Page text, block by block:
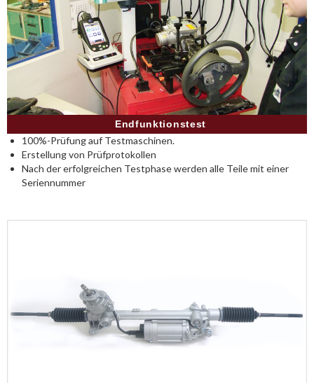
Endfunktionstest
100%-Prüfung auf Testmaschinen.
Erstellung von Prüfprotokollen
Nach der erfolgreichen Testphase werden alle Teile mit einer
Seriennummer